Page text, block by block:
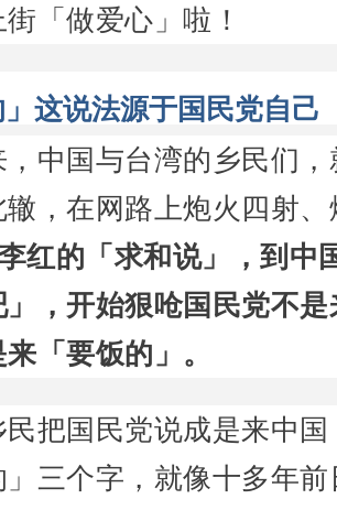
「做爱心」啦！
」这说法源于国民党自己
中国与台湾的乡民们
辙，在网路上炮火四射
红的「求和说」，到中
」，开始狠呛国民党不
「要饭的」。
民把国民党说成是来中
」三个字，就像十多年